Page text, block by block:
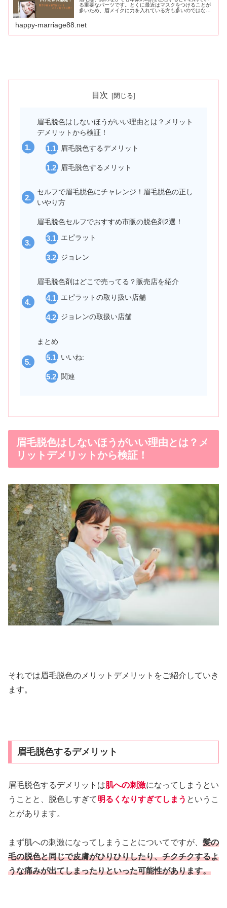
る重要なパーツです。とくに最近はマスクをつけることが
多いため、眉メイクに力を入れている方も多いのではない
して、オシャレな毎日を過ごしましょう！
happy-marriage88.net
目次
眉毛脱色はしないほうがいい理由とは？メリット
デメリットから検証！
眉毛脱色するデメリット
眉毛脱色するメリット
セルフで眉毛脱色にチャレンジ！眉毛脱色の正し
いやり方
眉毛脱色セルフでおすすめ市販の脱色剤2選！
エピラット
ジョレン
眉毛脱色剤はどこで売ってる？販売店を紹介
エピラットの取り扱い店舗
ジョレンの取扱い店舗
まとめ
いいね:
関連
眉毛脱色はしないほうがいい理由とは？メ
リットデメリットから検証！
それでは眉毛脱色のメリットデメリットをご紹介していき
ます。
眉毛脱色するデメリット
眉毛脱色するデメリットは肌への刺激になってしまうとい
うことと、脱色しすぎて明るくなりすぎてしまう というこ
とがあります。
まず肌への刺激になってしまうことについてですが、 髪の
毛の脱色と同じで皮膚がひりひりしたり、チクチクするよ
うな痛みが出てしまったりといった可能性があります。